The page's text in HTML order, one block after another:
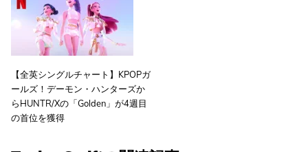
【全英シングルチャート】KPOPガ
ールズ！デーモン・ハンターズか
らHUNTR/Xの「Golden」が4週目
の首位を獲得